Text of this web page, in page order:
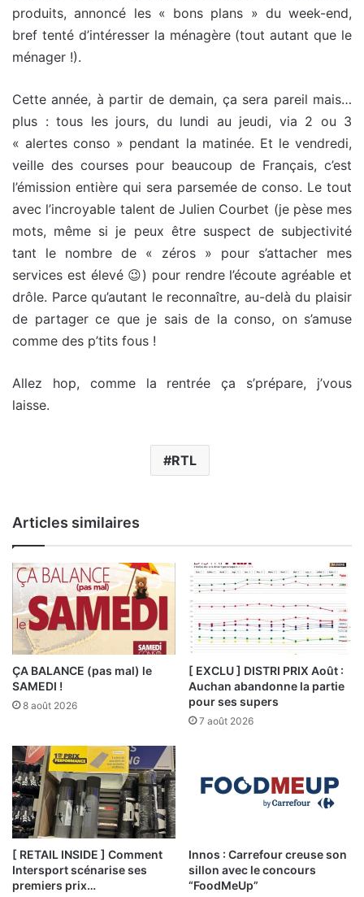
produits, annoncé les « bons plans » du week-end,
bref tenté d’intéresser la ménagère (tout autant que le
ménager !).
Cette année, à partir de demain, ça sera pareil mais…
plus : tous les jours, du lundi au jeudi, via 2 ou 3
« alertes conso » pendant la matinée. Et le vendredi,
veille des courses pour beaucoup de Français, c’est
l’émission entière qui sera parsemée de conso. Le tout
avec l’incroyable talent de Julien Courbet (je pèse mes
mots, même si je peux être suspect de subjectivité
tant le nombre de « zéros » pour s’attacher mes
services est élevé 😉) pour rendre l’écoute agréable et
drôle. Parce qu’autant le reconnaître, au-delà du plaisir
de partager ce que je sais de la conso, on s’amuse
comme des p’tits fous !
Allez hop, comme la rentrée ça s’prépare, j’vous
laisse.
RTL
Articles similaires
ÇA BALANCE (pas mal) le
SAMEDI !
8 août 2026
[ EXCLU ] DISTRI PRIX Août :
Auchan abandonne la partie
pour ses supers
7 août 2026
[ RETAIL INSIDE ] Comment
Intersport scénarise ses
premiers prix…
Innos : Carrefour creuse son
sillon avec le concours
“FoodMeUp”